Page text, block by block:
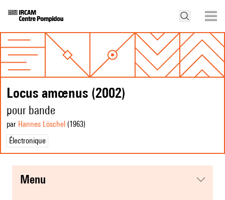
Locus amœnus (2002)
pour bande
par Hannes Löschel (1963)
Électronique
menu